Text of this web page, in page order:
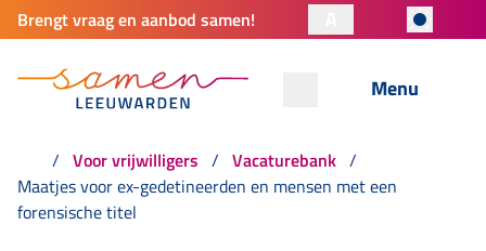
Brengt vraag en aanbod samen!
Menu
Voor vrijwilligers
Vacaturebank
Maatjes voor ex-gedetineerden en mensen met een
forensische titel